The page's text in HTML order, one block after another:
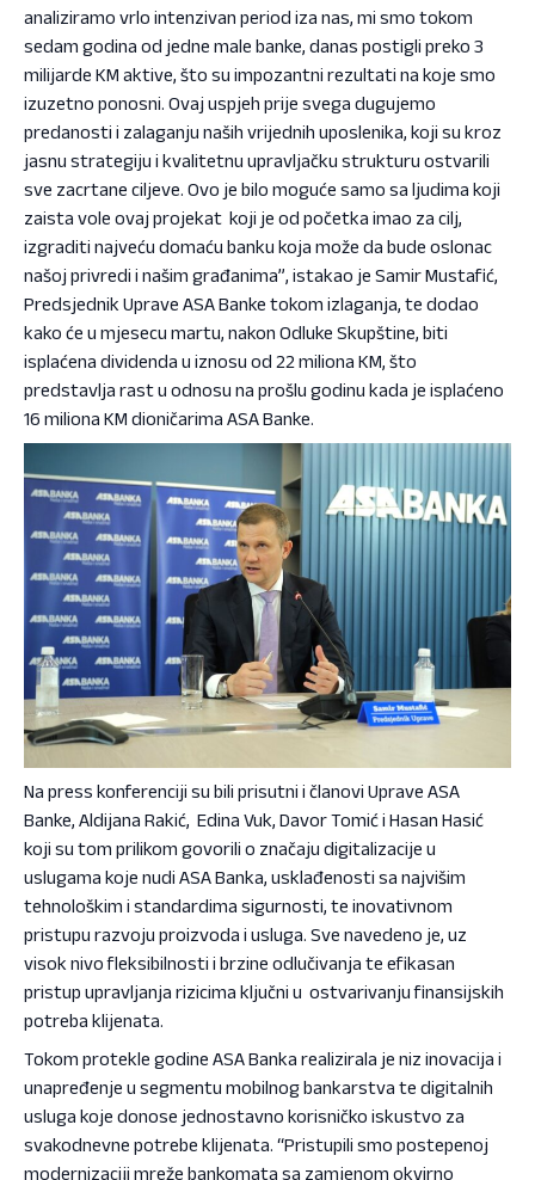
analiziramo vrlo intenzivan period iza nas, mi smo tokom
sedam godina od jedne male banke, danas postigli preko 3
milijarde KM aktive, što su impozantni rezultati na koje smo
izuzetno ponosni. Ovaj uspjeh prije svega dugujemo
predanosti i zalaganju naših vrijednih uposlenika, koji su kroz
jasnu strategiju i kvalitetnu upravljačku strukturu ostvarili
sve zacrtane ciljeve. Ovo je bilo moguće samo sa ljudima koji
zaista vole ovaj projekat koji je od početka imao za cilj,
izgraditi najveću domaću banku koja može da bude oslonac
našoj privredi i našim građanima”, istakao je Samir Mustafić,
Predsjednik Uprave ASA Banke tokom izlaganja, te dodao
kako će u mjesecu martu, nakon Odluke Skupštine, biti
isplaćena dividenda u iznosu od 22 miliona KM, što
predstavlja rast u odnosu na prošlu godinu kada je isplaćeno
16 miliona KM dioničarima ASA Banke.
Na press konferenciji su bili prisutni i članovi Uprave ASA
Banke, Aldijana Rakić, Edina Vuk, Davor Tomić i Hasan Hasić
koji su tom prilikom govorili o značaju digitalizacije u
uslugama koje nudi ASA Banka, usklađenosti sa najvišim
tehnološkim i standardima sigurnosti, te inovativnom
pristupu razvoju proizvoda i usluga. Sve navedeno je, uz
visok nivo fleksibilnosti i brzine odlučivanja te efikasan
pristup upravljanja rizicima ključni u ostvarivanju finansijskih
potreba klijenata.
Tokom protekle godine ASA Banka realizirala je niz inovacija i
unapređenje u segmentu mobilnog bankarstva te digitalnih
usluga koje donose jednostavno korisničko iskustvo za
svakodnevne potrebe klijenata. “Pristupili smo postepenoj
modernizaciji mreže bankomata sa zamjenom okvirno